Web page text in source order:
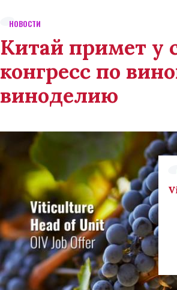
НОВОСТИ
Китай примет у
конгресс по
виноделию